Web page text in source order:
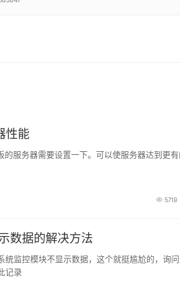
性能
的服务器需要设置一下。可以使服务器达到更
 5718
数据的解决方法
监控模块不显示数据，这个就挺尴尬的，询
记录